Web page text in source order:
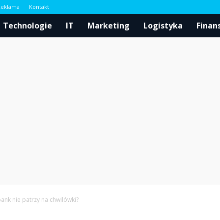
Kontakt
Technologie IT Marketing Logistyka
nie patrzy na chwilówki?